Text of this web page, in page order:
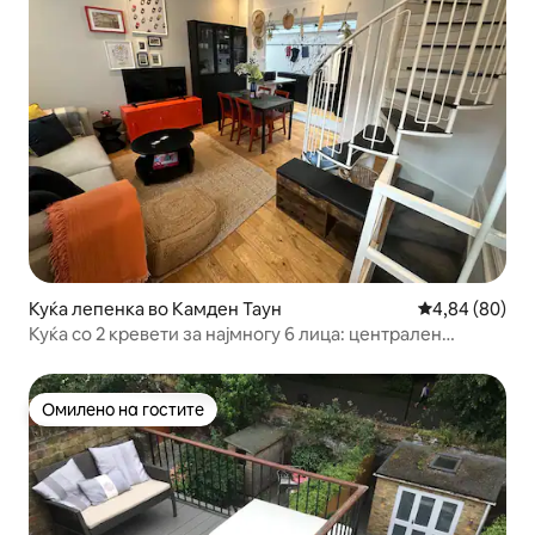
Куќа лепенка во Камден Таун Просечна
4,84 (80)
Куќа со 2 кревети за најмногу 6 лица: централен
Омилено на гостите
Омилено на гостите